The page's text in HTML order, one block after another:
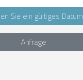
Sie ein gültiges Datum
Anfrage